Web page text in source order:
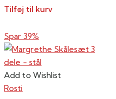
Tilføj til kurv
Spar 39%
Add to Wishlist
Rosti